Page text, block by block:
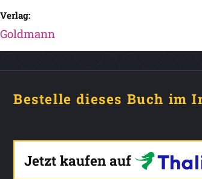
Verlag:
Goldmann
Bestelle dieses Buch im
Jetzt kaufen auf